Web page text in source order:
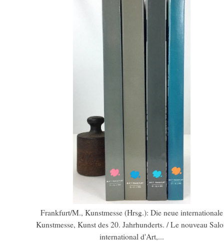
Frankfurt/M., Kunstmesse (Hrsg.): Die neue internationale
Kunstmesse, Kunst des 20. Jahrhunderts. / Le nouveau
international d'Art,...